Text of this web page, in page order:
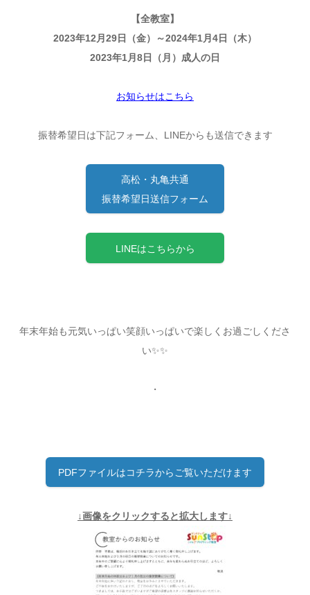
【全教室】
2023年12月29日（金）～2024年1月4日（木）
2023年1月8日（月）成人の日
お知らせはこちら
振替希望日は下記フォーム、LINEからも送信できます
高松・丸亀共通
振替希望日送信フォーム
LINEはこちらから
年末年始も元気いっぱい笑顔いっぱいで楽しくお過ごしくださ
い✨✨
・
PDFファイルはコチラからご覧いただけます
↓画像をクリックすると拡大します↓